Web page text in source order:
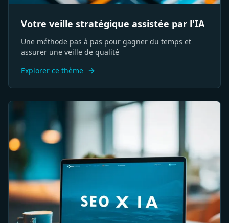
Votre veille stratégique assistée par l'IA
Une méthode pas à pas pour gagner du temps et
assurer une veille de qualité
Explorer ce thème